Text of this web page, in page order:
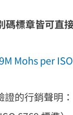
碼標章皆可直
Mohs per
的行銷聲明：